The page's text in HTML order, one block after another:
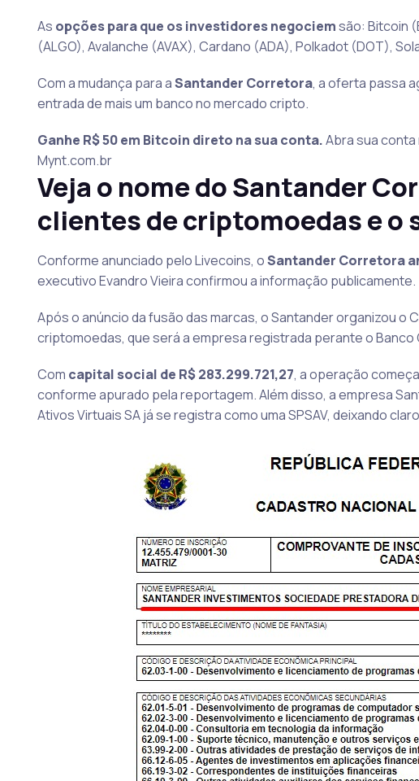
As opções para que os investidores negociemsão: Bitcoin
(ALGO), Avalanche (AVAX), Cardano (ADA), Polkadot (DOT),
Com a mudança para aSantander Corretora, a oferta passa
entrada de mais um banco no mercado cripto.
Ganhe R$ 50 em Bitcoin direto na sua conta.Abra sua conta
Mynt.com.br
Veja o nome do Santander
clientes de criptomoedas e o
Conforme anunciado pelo Livecoins, oSantander Corretora
executivo Evandro Vieira confirmou a informação publicamente.
Após o anúncio da fusão das marcas, o Santander organizou o
criptomoedas, que será a empresa registrada perante o Banco
Com capital social de R$ 283.299.721,27, a operação
conforme apurado pela reportagem. Além disso, a empresa
Ativos Virtuais SA já se registra como uma SPSAV, deixando